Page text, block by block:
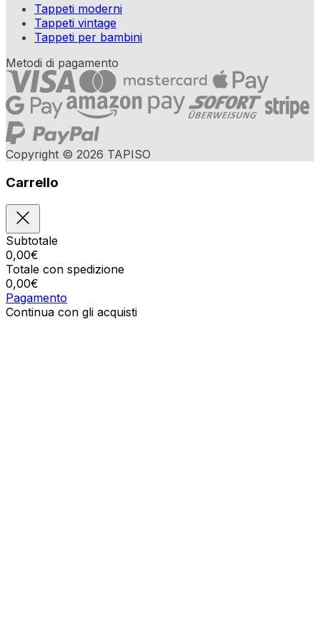
Tappeti moderni
Tappeti vintage
Tappeti per bambini
Metodi di pagamento
Copyright © 2026 TAPISO
Carrello
Subtotale
0,00€
Totale con spedizione
0,00€
Pagamento
Continua con gli acquisti